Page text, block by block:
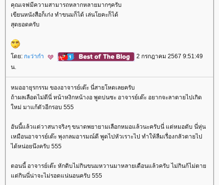
คุณเจฟมีความสามารถหลากหลายมากๆครับ
เขียนหนังสือก็เก่ง ทำขนมก็ได้ เล่นโยคะก็ได้
สุดยอดครับ
ดย: กะว่าก๋า
2 กรกฎาคม 2567 9:51:49
น.
หมออายุรกรรม ของอาจารย์เต๊ะ นี่สายโหดเลยครับ
ถ้าผลเลือดไม่ดีนี่ หน้าหงิกหน้างอ พูดบ่นซะ อาจารย์เต๊ะ อยากจะลาตายไปเกิด
หม่ มาแก้ตัวอีกรอบ 555
อันนี้แล้วแต่วาสนาจริงๆ ขนาดพยายามเลือกหมอแล้วนะครับนี่ แต่หมอตับ นี่หุ่น
เหมือนอาจารย์เต๊ะ พุงกลมอารมณ์ดี พูดไปหัวเราะไป ทำให้ลืมเรื่องกลัวตายไป
ได้หน่อยนึงครับ 555
ตอนนี้ อาจารย์เต๊ะ หักดิบไม่กินขนมหวานมาหลายเดือนแล้วครับ ไม่กินก้ไม่ตา
ต่กินนี่น่าจะไม่รอดแน่นอนครับ 555